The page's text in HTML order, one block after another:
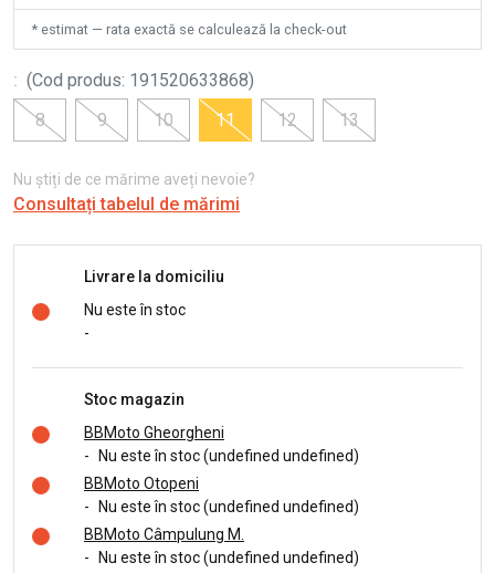
* estimat — rata exactă se calculează la check-out
: (Cod produs: 191520633868)
8
9 10 11 12 13
Nu știți de ce mărime aveți nevoie?
Consultați tabelul de mărimi
Livrare la domiciliu
Nu este în stoc
-
Stoc magazin
BBMoto Gheorgheni
-
Nu este în stoc (undefined undefined)
BBMoto Otopeni
-
Nu este în stoc (undefined undefined)
BBMoto Câmpulung M.
-
Nu este în stoc (undefined undefined)